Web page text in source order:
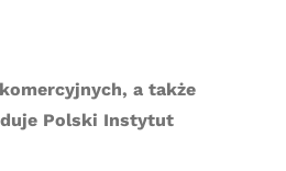
a także
Polski Instytut